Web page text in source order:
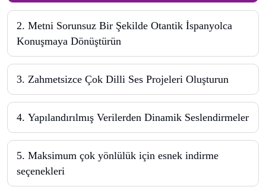
2. Metni Sorunsuz Bir Şekilde Otantik İspanyolca
Konuşmaya Dönüştürün
3. Zahmetsizce Çok Dilli Ses Projeleri Oluşturun
4. Yapılandırılmış Verilerden Dinamik Seslendirmeler
5. Maksimum çok yönlülük için esnek indirme
seçenekleri